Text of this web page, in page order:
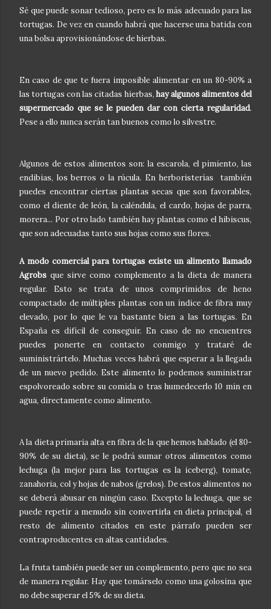
Sé que puede sonar tedioso, pero es lo más adecuado para las
tortugas. De vez en cuando habrá que hacerse una batida con
una bolsa aprovisionándose de hierbas.
En caso de que te fuera imposible alimentar en un 80-90% a
las tortugas con las citadas hierbas, hay algunos alimentos del
supermercado que se le pueden dar con cierta regularidad.
Pese a ello nunca serán tan buenos como lo silvestre.
Algunos de estos alimentos son: la escarola, el pimiento, las
endibias, los berros o la rúcula. En herboristerías también
puedes encontrar ciertas plantas secas que son favorables,
como el diente de león, la caléndula, el cardo, hojas de parra,
morera... Por otro lado también hay plantas como el hibiscus,
que son adecuadas tanto sus hojas como sus flores.
A modo comercial para tortugas existe un alimento llamado
Agrobs que sirve como complemento a la dieta de manera
regular. Esto se trata de unos comprimidos de heno
compactado de múltiples plantas con un índice de fibra muy
elevado, por lo que le va bastante bien a las tortugas. En
España es difícil de conseguir. En caso de no encuentres
puedes ponerte en contacto conmigo y trataré de
suministrártelo. Muchas veces habrá que esperar a la llegada
de un nuevo pedido. Este alimento lo podemos suministrar
espolvoreado sobre su comida o tras humedecerlo 10 min en
agua, directamente como alimento.
A la dieta primaria alta en fibra de la que hemos hablado (el 80-
90% de su dieta), se le podrá sumar otros alimentos como
lechuga (la mejor para las tortugas es la iceberg), tomate,
zanahoria, col y hojas de nabos (grelos). De estos alimentos no
se deberá abusar en ningún caso. Excepto la lechuga, que se
puede repetir a menudo sin convertirla en dieta principal, el
resto de alimento citados en este párrafo pueden ser
contraproducentes en altas cantidades.
La fruta también puede ser un complemento, pero que no sea
de manera regular. Hay que tomárselo como una golosina que
no debe superar el 5% de su dieta.